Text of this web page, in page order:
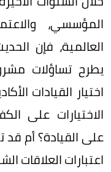
المؤسسي،
العالمية، فإن
يطرح تساؤلات
اختيار القيادات
الاختيارات على
على القيادة؟ أم
اعتبارات العلاقات